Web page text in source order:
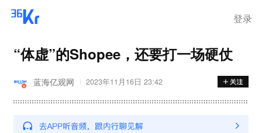
登录
“体虚”的Shopee，还要打一场硬仗
蓝海亿观网 2023年11月16日 23:42